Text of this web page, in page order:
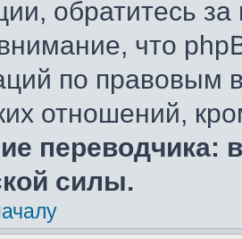
обратитесь
что
по правовым
отношений,
переводчика:
силы.